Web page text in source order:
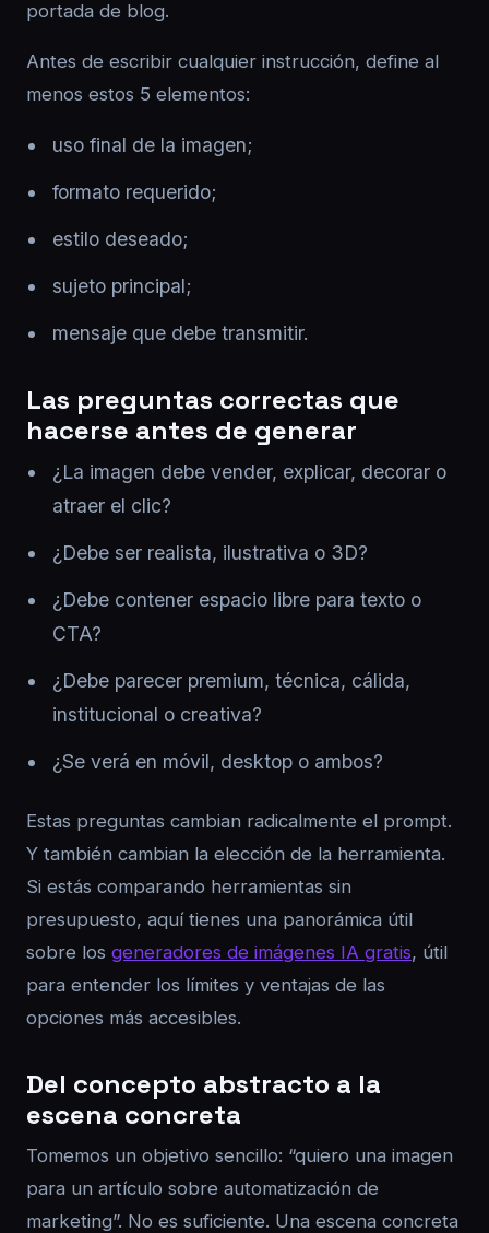
portada de blog.
Antes de escribir cualquier instrucción, define al
menos estos 5 elementos:
uso final de la imagen;
formato requerido;
estilo deseado;
sujeto principal;
mensaje que debe transmitir.
Las preguntas correctas que
hacerse antes de generar
¿La imagen debe vender, explicar, decorar o
atraer el clic?
¿Debe ser realista, ilustrativa o 3D?
¿Debe contener espacio libre para texto o
CTA?
¿Debe parecer premium, técnica, cálida,
institucional o creativa?
¿Se verá en móvil, desktop o ambos?
Estas preguntas cambian radicalmente el prompt.
Y también cambian la elección de la herramienta.
Si estás comparando herramientas sin
presupuesto, aquí tienes una panorámica útil
sobre los generadores de imágenes IA gratis, útil
para entender los límites y ventajas de las
opciones más accesibles.
Del concepto abstracto a la
escena concreta
Tomemos un objetivo sencillo: “quiero una imagen
para un artículo sobre automatización de
marketing”. No es suficiente. Una escena concreta